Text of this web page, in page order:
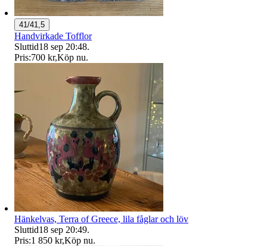
41/41,5
Handvirkade Tofflor
Sluttid18 sep 20:48.
Pris:700 kr,Köp nu.
Hänkelvas, Terra of Greece, lila fåglar och löv
Sluttid18 sep 20:49.
Pris:1 850 kr,Köp nu.